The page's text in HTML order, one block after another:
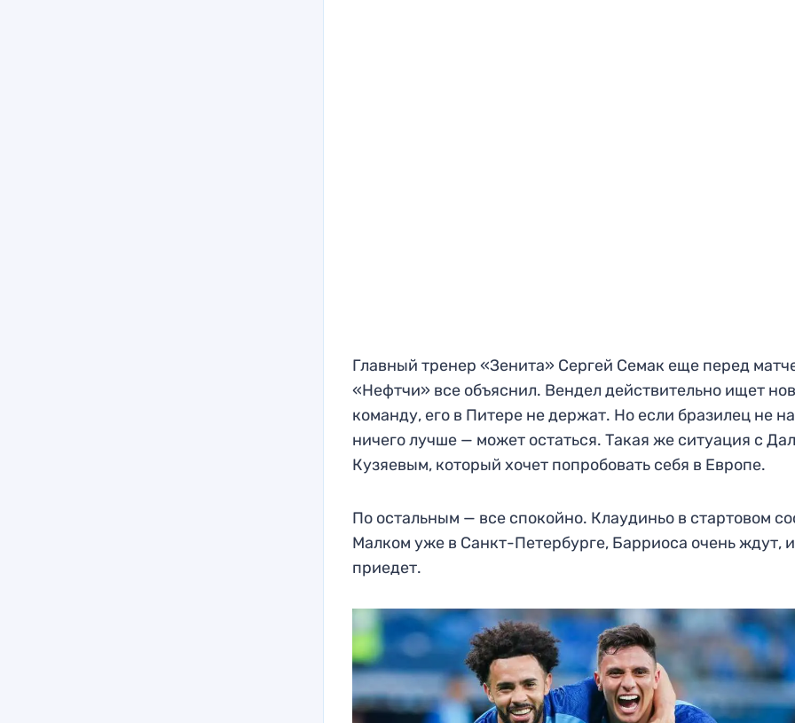
Главный тренер «Зенита» Сергей Семак еще перед
«Нефтчи» все объяснил. Вендел действительно ищет
команду, его в Питере не держат. Но если бразилец не
ничего лучше — может остаться. Такая же ситуация с
Кузяевым, который хочет попробовать себя в Европе.
По остальным — все спокойно. Клаудиньо в стартовом
Малком уже в Санкт-Петербурге, Барриоса очень ждут,
приедет.